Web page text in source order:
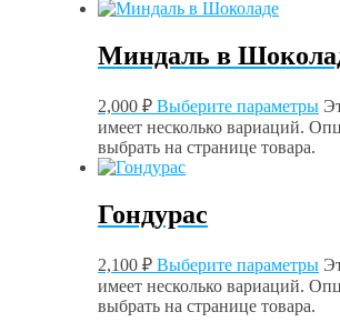
Миндаль в
2,000 ₽ Выберите параметры
имеет несколько вариаций.
выбрать на странице товара.
Гондурас
2,100 ₽ Выберите параметры
имеет несколько вариаций.
выбрать на странице товара.